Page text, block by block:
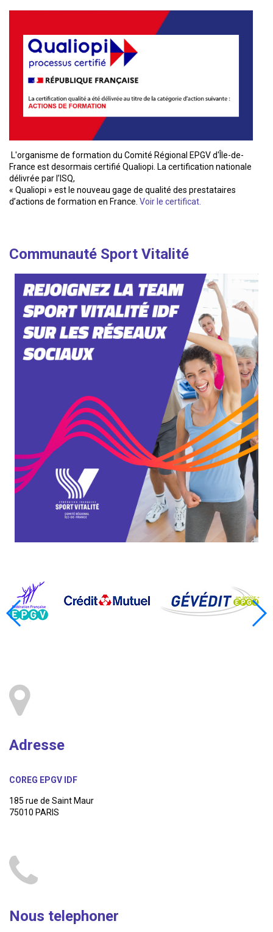
L'organisme de formation du Comité Régional EPGV d'Île-de-
France est desormais certifié Qualiopi. La certification nationale
délivrée par l’ISQ,
« Qualiopi » est le nouveau gage de qualité des prestataires
d’actions de formation en France. Voir le certificat.
Communauté Sport Vitalité
Adresse
COREG EPGV IDF
185 rue de Saint Maur
75010 PARIS
Nous telephoner